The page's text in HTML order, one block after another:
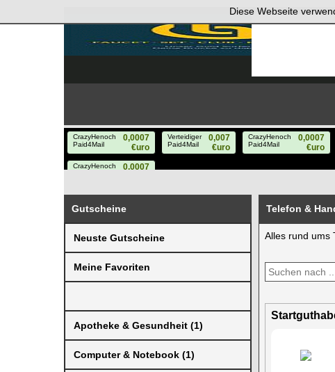
Gutscheine
Neuste Gutscheine
Meine Favoriten
Apotheke & Gesundheit (1)
Computer & Notebook (1)
Telefon &
Alles rund ums
Diese Webseite